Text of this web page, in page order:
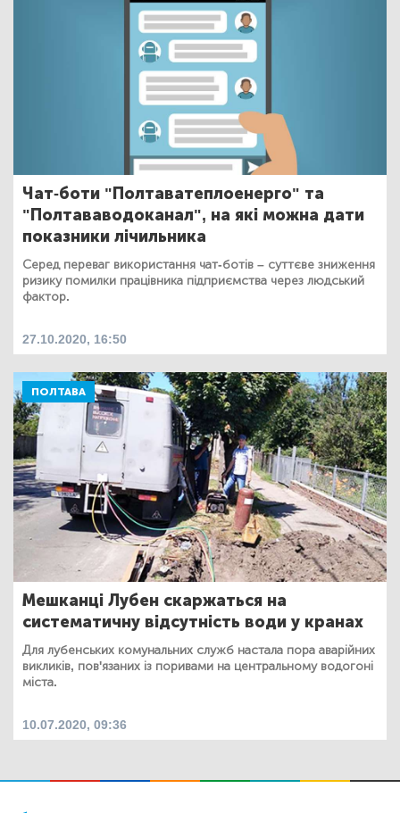
Чат-боти "Полтаватеплоенерго" та
"Полтававодоканал", на які можна дати
показники лічильника
Серед переваг використання чат-ботів – суттєве зниження
ризику помилки працівника підприємства через людський
фактор.
27.10.2020, 16:50
ПОЛТАВА
Мешканці Лубен скаржаться на
систематичну відсутність води у кранах
Для лубенських комунальних служб настала пора аварійних
викликів, пов'язаних із поривами на центральному водогоні
міста.
10.07.2020, 09:36